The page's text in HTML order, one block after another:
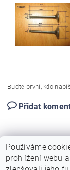
Buďte první, kdo
Přidat
Používáme
prohlížení webu